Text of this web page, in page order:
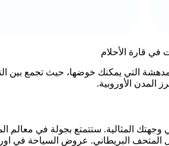
قارة الأحلام
التي يمكنك خوضها، حيث تجمع بين
المدن الأوروبية.
المثالية. ستتمتع بجولة في معالم
المتحف البريطاني. عروض السياحة في